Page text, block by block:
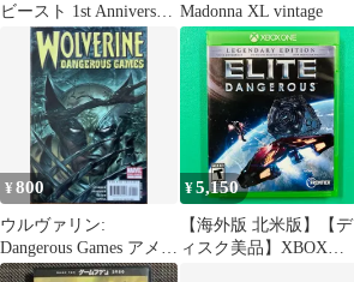
ビースト 1st Anniversary
MINT
Madonna XL vintage
¥800
ウルヴァリン:
Dangerous Games アメコ
ミリーフ
¥5,150
【海外版 北米版】【デ
ィスク美品】XBOX